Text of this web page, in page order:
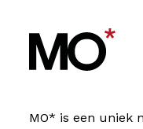
MO* is een uniek